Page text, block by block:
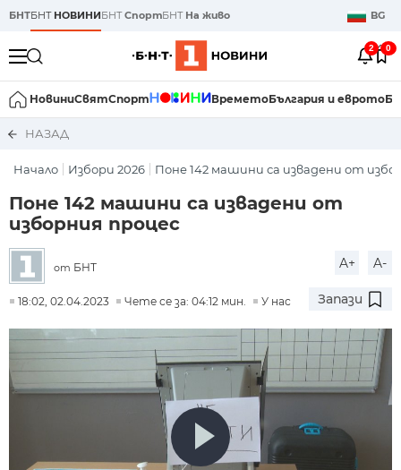
БНТБНТ НОВИНИБНТСпортБНТ На живо BG
2 0
НовиниСвятСпорт ВреметоБългария и еврото
НАЗАД
Начало Избори 2026 Поне 142 машини са извадени от
Поне 142 машини са извадени от
изборния процес
от БНТ A+ A-
18:02, 02.04.2023 Чете се за: 04:12 мин. У нас Запази